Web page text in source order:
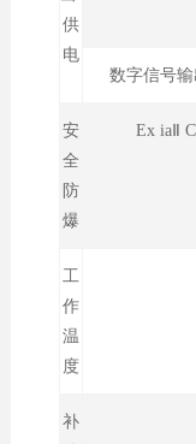
供
电
数字信号输
安
全
防
爆
Ex iaⅡ
工
作
温
度
补